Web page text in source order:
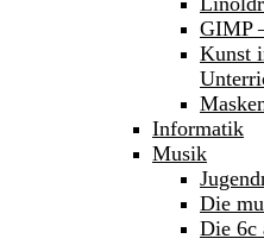
GIMP
Kunst
Informatik
Musik
Die
Die 6c